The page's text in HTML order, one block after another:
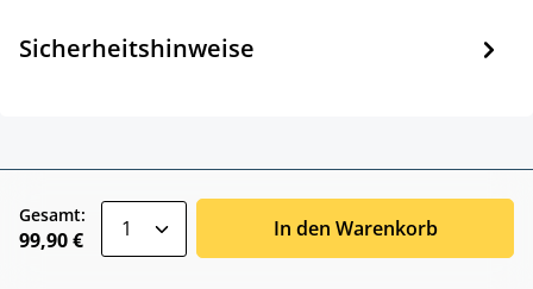
Sicherheitshinweise
Gesamt:
99,90 € In den Warenkorb